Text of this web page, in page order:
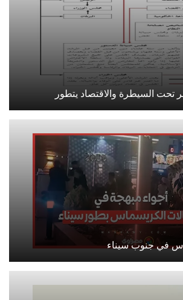
تحت السيطرة والاقتصاد يتطور
في جنوب سيناء